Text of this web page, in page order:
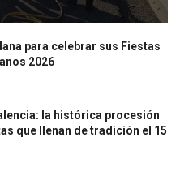
para celebrar sus Fiestas
2026
la histórica procesión
que llenan de tradición el 15